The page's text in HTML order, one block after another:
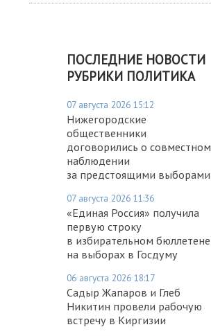
ПОСЛЕДНИЕ НОВОСТИ
РУБРИКИ ПОЛИТИКА
07 августа 2026 15:12
Нижегородские
общественники
договорились о совместном
наблюдении
за предстоящими выборами
07 августа 2026 11:36
«Единая Россия» получила
первую строку
в избирательном бюллетене
на выборах в Госдуму
06 августа 2026 18:17
Садыр Жапаров и Глеб
Никитин провели рабочую
встречу в Киргизии